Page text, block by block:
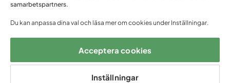
Följ oss på:
samarbetspartners.
Du kan anpassa dina val och läsa mer om cookies under Inställningar.
Acceptera cookies
Inställningar